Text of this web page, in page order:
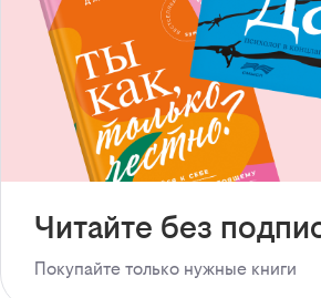
Читайте без
Покупайте только нужные книги